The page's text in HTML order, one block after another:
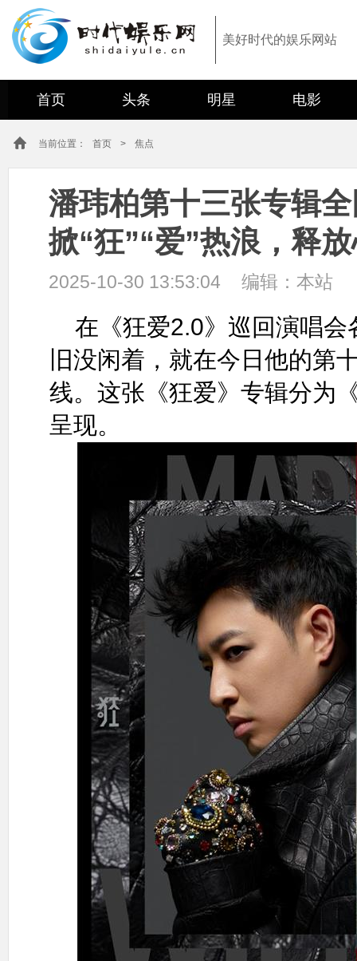
美好时代的娱乐网站
首页 头条 明星 电影
当前位置： 首页 > 焦点
潘玮柏第十三张专辑
掀“狂”“爱”热浪，释
2025-10-30 13:53:04 编辑： 本站
在《狂爱2.0》巡回演唱
旧没闲着，就在今日他的第
线。这张《狂爱》专辑分为
呈现。